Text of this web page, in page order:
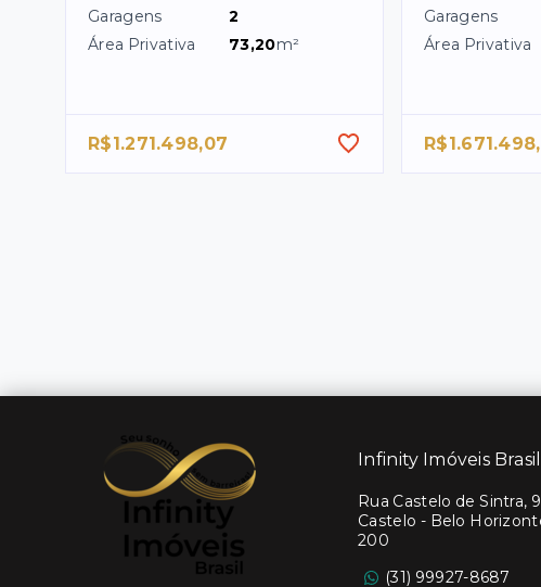
Garagens
2
Área Privativa
73,20m²
R$1.271.498,07
Garagens
Área Privativa
Infinity Imóveis
Rua Castelo de Sintra,
Castelo - Belo
200
(31) 99927-8687